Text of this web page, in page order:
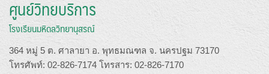
ศูนย์วิทยบริการ
โรงเรียนมหิดลวิทยานุสรณ์
364 หมู่ 5 ต. ศาลายา อ. พุทธมณฑล จ. นครปฐม 73170
โทรศัพท์: 02-826-7174 โทรสาร: 02-826-7170